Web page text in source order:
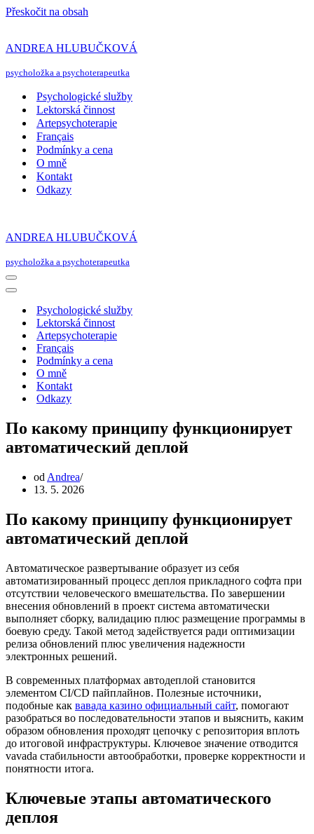
Přeskočit na obsah
ANDREA HLUBUČKOVÁ
psycholožka a psychoterapeutka
Psychologické služby
Lektorská činnost
Artepsychoterapie
Français
Podmínky a cena
O mně
Kontakt
Odkazy
ANDREA HLUBUČKOVÁ
psycholožka a psychoterapeutka
Navigační
menu
Navigační
Psychologické služby
Lektorská činnost
Artepsychoterapie
Français
Podmínky a cena
O mně
Kontakt
Odkazy
По какому принципу функционирует
автоматический деплой
od Andrea
13. 5. 2026
По какому принципу функционирует
автоматический деплой
Автоматическое развертывание образует из себя
автоматизированный процесс деплоя прикладного софта при
отсутствии человеческого вмешательства. По завершении
внесения обновлений в проект система автоматически
выполняет сборку, валидацию плюс размещение программы в
боевую среду. Такой метод задействуется ради оптимизации
релиза обновлений плюс увеличения надежности
электронных решений.
В современных платформах автодеплой становится
элементом CI/CD пайплайнов. Полезные источники,
подобные как вавада казино официальный сайт, помогают
разобраться во последовательности этапов и выяснить, каким
образом обновления проходят цепочку с репозитория вплоть
до итоговой инфраструктуры. Ключевое значение отводится
vavada стабильности автообработки, проверке корректности и
понятности итога.
Ключевые этапы автоматического
деплоя